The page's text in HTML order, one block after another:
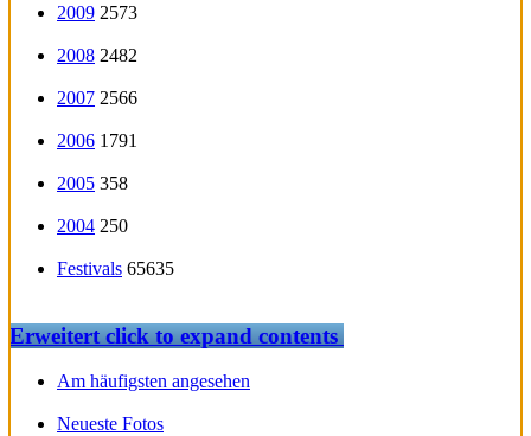
2009 2573
2008 2482
2007 2566
2006 1791
2005 358
2004 250
Festivals 65635
Erweitertclick to expand contents
Am häufigsten angesehen
Neueste Fotos